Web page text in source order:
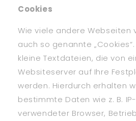
Cookies
Wie viele andere Webseiten
auch so genannte
kleine Textdateien, die von
Websiteserver auf Ihre
werden. Hierdurch erhalten
bestimmte Daten wie z. B.
verwendeter Browser,